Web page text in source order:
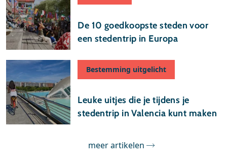
De 10 goedkoopste steden voor
een stedentrip in Europa
Bestemming uitgelicht
Leuke uitjes die je tijdens je
stedentrip in Valencia kunt maken
meer artikelen